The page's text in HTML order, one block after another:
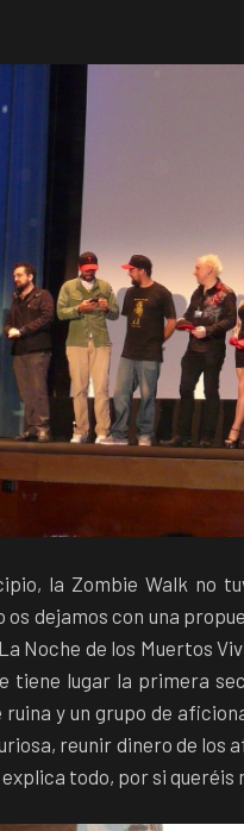
la Zombie Walk no
dejamos con una
Noche de los Muertos
tiene lugar la primera
y un grupo de
reunir dinero de los
todo, por si queréis